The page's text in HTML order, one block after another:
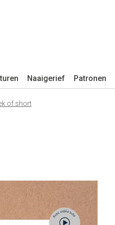
Naaigerief Patronen
of short